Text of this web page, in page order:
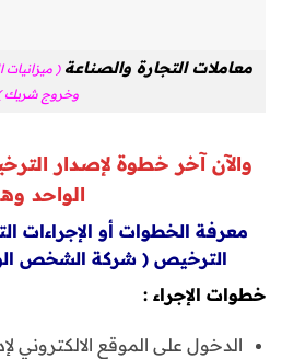
معاملات التجارة والصناعة ( ميزانيات
وخروج شريك
والآن آخر خطوة لإصدار
الواحد
معرفة الخطوات أو الإجراءات
الترخيص ( شركة الشخص
خطوات الإجراء :
الدخول على الموقع الالكتروني